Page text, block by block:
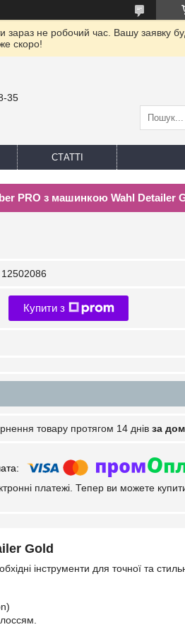
зараз не робочий час. Вашу заявку
скоро!
35
СТАТТІ
PRO з машинкою Wahl Detailer
12502086
Купити з
товару протягом 14 днів за
платежі. Тепер ви можете
Gold
інструменти для точної та